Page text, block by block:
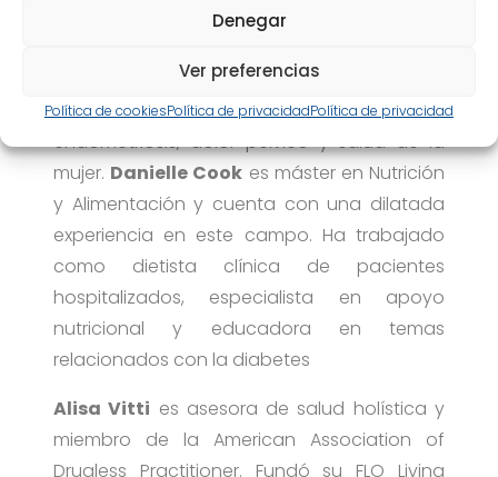
Denegar
Ver preferencias
Política de cookiesPolítica de privacidadPolítica de privacidad
miembro del Colegio Americano de
director del Vital Health Institute. Especialista,
reconocido a nivel internacional, en
endometriosis, dolor pélvico y salud de la
mujer. Danielle Cook es máster en Nutrición
y Alimentación y cuenta con una dilatada
experiencia en este campo. Ha trabajado
como dietista clínica de pacientes
hospitalizados, especialista en apoyo
nutricional y educadora en temas
relacionados con la diabetes
Alisa Vitti es asesora de salud holística y
miembro de la American Association of
Drugless Practitioner. Fundó su FLO Living